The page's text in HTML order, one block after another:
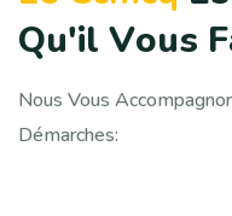
Qu'il Vous F
Nous Vous
Démarches: